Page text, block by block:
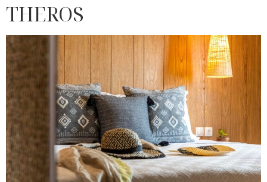
THEROS